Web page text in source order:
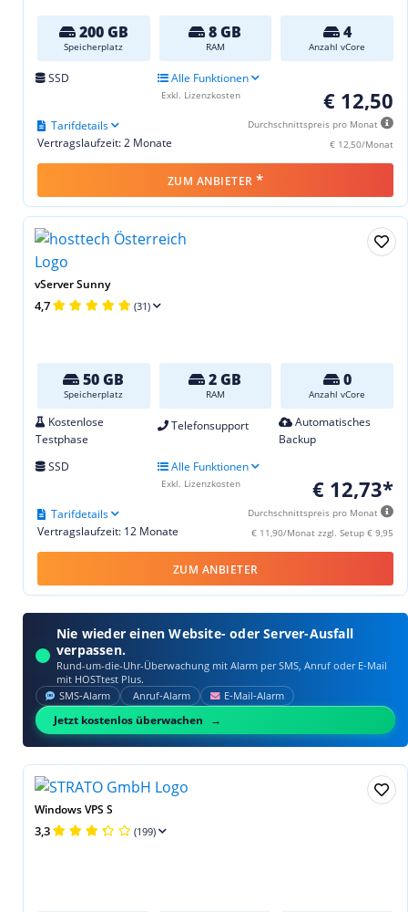
200 GB
Speicherplatz
8 GB
RAM
4
Anzahl vCore
SSD Alle Funktionen
€ 12,50
Durchschnittspreis pro Monat
€ 12,50/Monat
Vertragslaufzeit: 2 Monate
Tarifdetails
Exkl. Lizenzkosten
ZUM ANBIETER *
vServer Sunny
4,7 (31)
50 GB
Speicherplatz
2 GB
RAM
0
Anzahl vCore
Kostenlose
Testphase
Telefonsupport
Automatisches
Backup
SSD
Alle Funktionen
€ 12,73*
Durchschnittspreis pro Monat
€ 11,90/Monat zzgl. Setup € 9,95
Vertragslaufzeit: 12 Monate
Tarifdetails
Exkl. Lizenzkosten
ZUM ANBIETER
Nie wieder einen Website- oder Server-Ausfall
verpassen.
Rund-um-die-Uhr-Überwachung mit Alarm per SMS, Anruf oder E‑Mail
mit HOSTtest Plus.
SMS‑Alarm Anruf‑Alarm E‑Mail‑Alarm
Jetzt kostenlos überwachen
Windows VPS S
3,3 (199)